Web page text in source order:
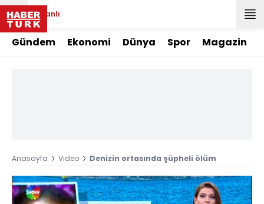
Canlı
Gündem Ekonomi Dünya Spor Magazin
Anasayfa Video Denizin ortasında şüpheli ölüm